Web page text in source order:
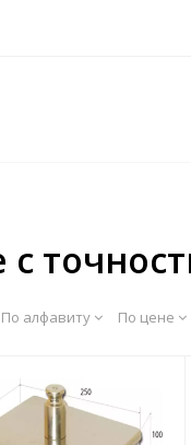
По алфавиту По цене